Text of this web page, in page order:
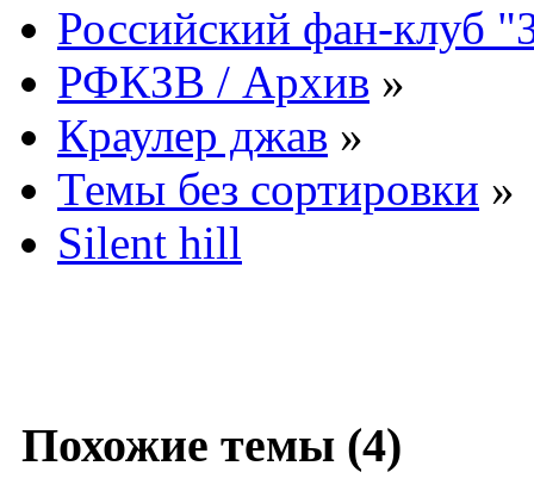
Российский фан-клуб
РФКЗВ / Архив »
Краулер джав »
Темы без сортировки »
Silent hill
Похожие темы (4)